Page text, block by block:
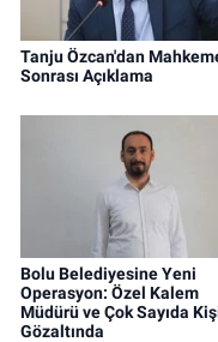
Tanju Özcan'dan
Sonrası Açıklama
Bolu Belediyesine Yeni
Operasyon: Özel Kalem
Müdürü ve Çok Sayıda
Gözaltında